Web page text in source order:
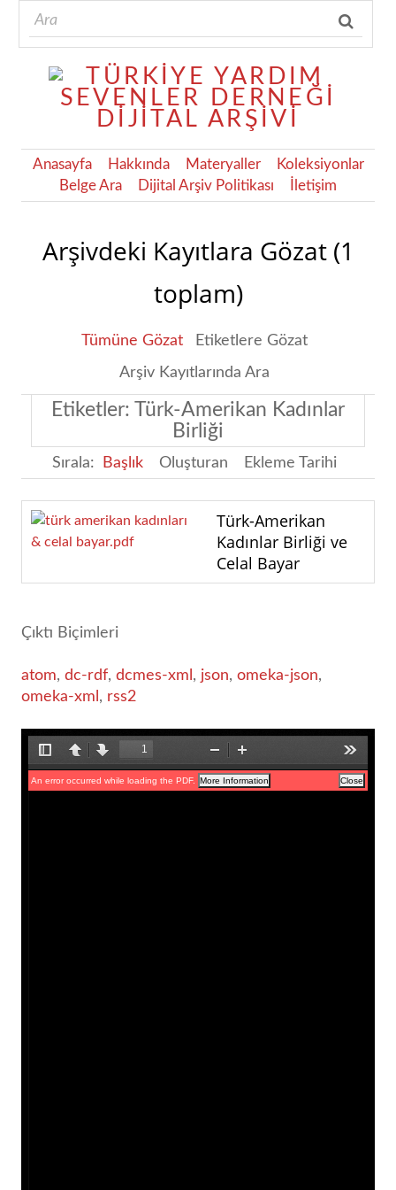
Anasayfa Hakkında Materyaller
Koleksiyonlar
Belge Ara
Dijital Arşiv Politikası İletişim
Arşivdeki Kayıtlara Gözat (1
toplam)
Tümüne Gözat
Etiketlere Gözat
Arşiv Kayıtlarında Ara
Etiketler: Türk-Amerikan Kadınlar
Birliği
Sırala: Başlık Oluşturan Ekleme Tarihi
Türk-Amerikan
Kadınlar Birliği ve
Celal Bayar
Çıktı Biçimleri
atom, dc-rdf, dcmes-xml , json, omeka-json,
omeka-xml , rss2